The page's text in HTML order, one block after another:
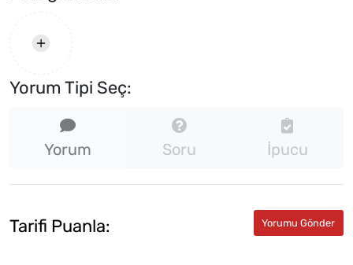
Yorum Tipi Seç:
Yorum Soru İpucu
Tarifi Puanla: